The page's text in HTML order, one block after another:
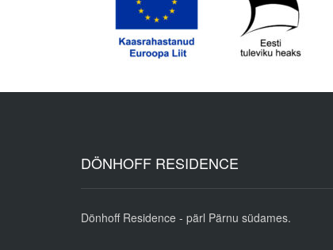
DÖNHOFF RESIDENCE
Dönhoff Residence - pärl Pärnu südames.